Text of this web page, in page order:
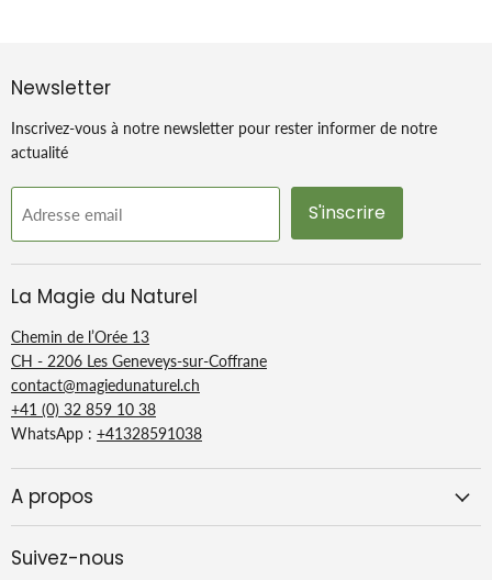
Newsletter
Inscrivez-vous à notre newsletter pour rester informer de notre
actualité
Adresse email S'inscrire
La Magie du Naturel
Chemin de l’Orée 13
CH - 2206 Les Geneveys-sur-Coffrane
contact@magiedunaturel.ch
+41 (0) 32 859 10 38
WhatsApp : +41328591038
A propos
Suivez-nous